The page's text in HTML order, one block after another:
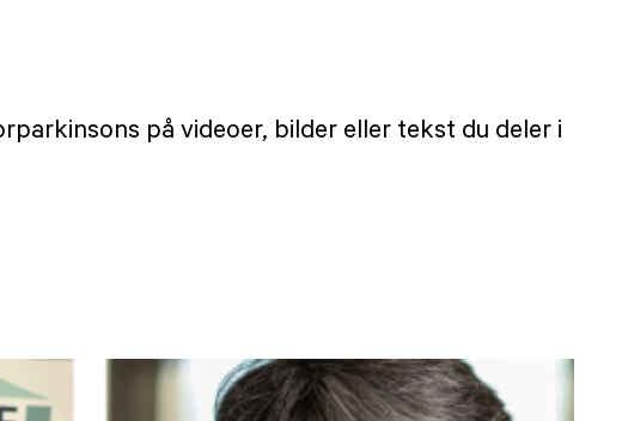
på videoer, bilder eller tekst du deler i